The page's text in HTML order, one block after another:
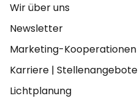
Wir über uns
Newsletter
Marketing-Kooperationen
Karriere | Stellenangebote
Lichtplanung